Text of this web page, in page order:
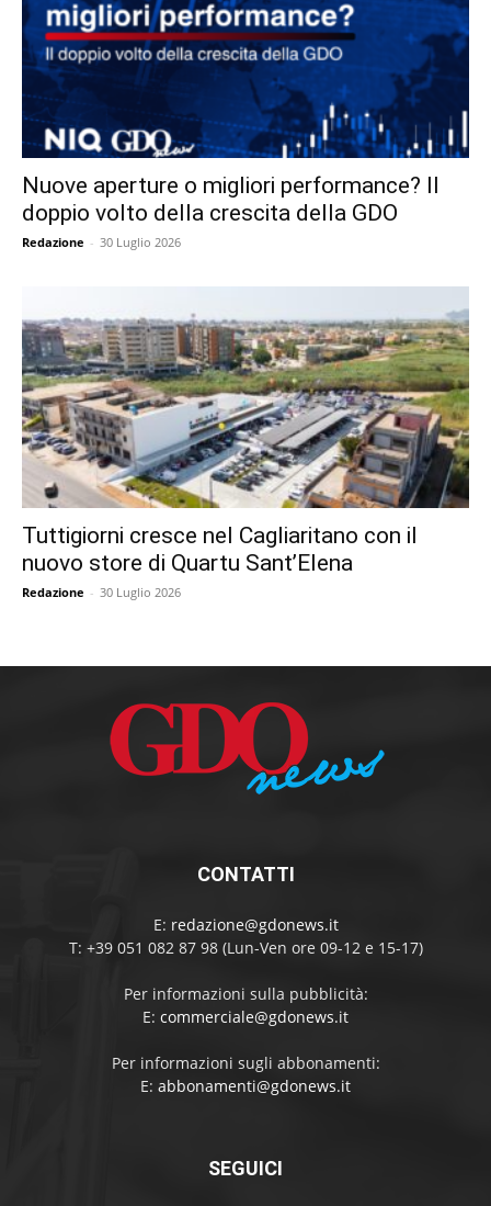
Nuove aperture o migliori performance? Il
doppio volto della crescita della GDO
Redazione - 30 Luglio 2026
Tuttigiorni cresce nel Cagliaritano con il
nuovo store di Quartu Sant’Elena
Redazione - 30 Luglio 2026
CONTATTI
E: redazione@gdonews.it
T: +39 051 082 87 98 (Lun-Ven ore 09-12 e 15-17)
Per informazioni sulla pubblicità:
E: commerciale@gdonews.it
Per informazioni sugli abbonamenti:
E: abbonamenti@gdonews.it
SEGUICI